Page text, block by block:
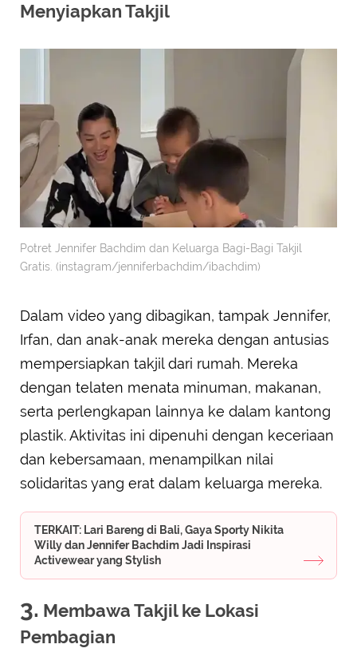
Menyiapkan Takjil
Potret Jennifer Bachdim dan Keluarga Bagi-Bagi Takjil
Gratis. (instagram/jenniferbachdim/ibachdim)
Dalam video yang dibagikan, tampak Jennifer,
Irfan, dan anak-anak mereka dengan antusias
mempersiapkan takjil dari rumah. Mereka
dengan telaten menata minuman, makanan,
serta perlengkapan lainnya ke dalam kantong
plastik. Aktivitas ini dipenuhi dengan keceriaan
dan kebersamaan, menampilkan nilai
solidaritas yang erat dalam keluarga mereka.
TERKAIT: Lari Bareng di Bali, Gaya Sporty Nikita
Willy dan Jennifer Bachdim Jadi Inspirasi
Activewear yang Stylish
3. Membawa Takjil ke Lokasi
Pembagian